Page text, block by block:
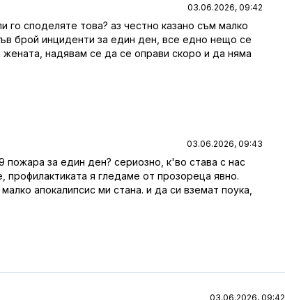
03.06.2026, 09:42
го споделяте това? аз честно казано съм малко
брой инциденти за един ден, все едно нещо се
надявам се да се оправи скоро и да няма
03.06.2026, 09:43
за един ден? сериозно, к'во става с нас
профилактиката я гледаме от прозореца явно.
апокалипсис ми стана. и да си вземат поука,
03.06.2026, 09:42